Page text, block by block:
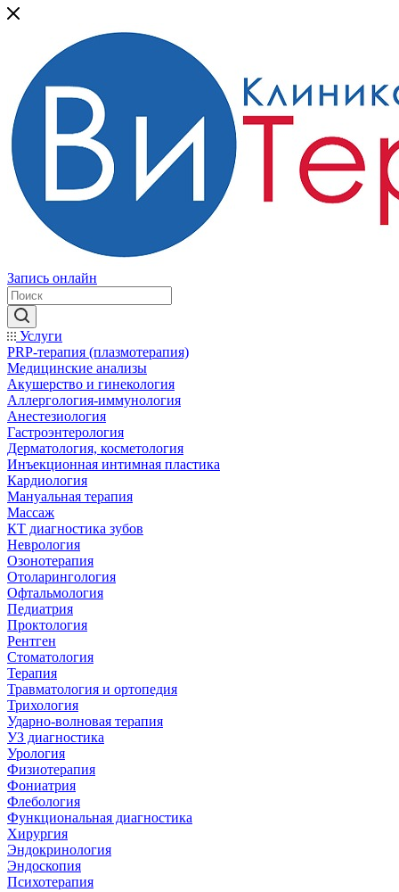
Запись онлайн
Услуги
PRP-терапия (плазмотерапия)
Медицинские анализы
Акушерство и гинекология
Аллергология-иммунология
Анестезиология
Гастроэнтерология
Дерматология, косметология
Инъекционная интимная пластика
Кардиология
Мануальная терапия
Массаж
КТ диагностика зубов
Неврология
Озонотерапия
Отоларингология
Офтальмология
Педиатрия
Проктология
Рентген
Стоматология
Терапия
Травматология и ортопедия
Трихология
Ударно-волновая терапия
УЗ диагностика
Урология
Физиотерапия
Фониатрия
Флебология
Функциональная диагностика
Хирургия
Эндокринология
Эндоскопия
Психотерапия